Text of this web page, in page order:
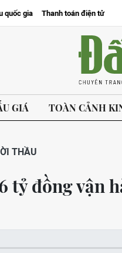
quốc gia Thanh toán điện tử
GIÁ TOÀN CẢNH
THẦU
tỷ đồng vận